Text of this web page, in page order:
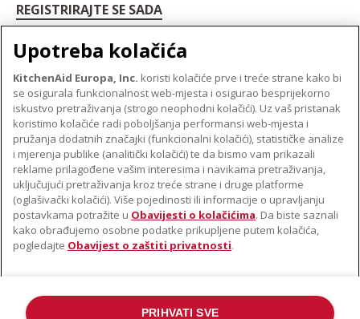
REGISTRIRAJTE SE SADA
O TVRTKI KITCHENAID
Robna marka
Povijest
ODR
PODRŠKA
Pronađi trgovinu
Jamstvo i dokumenti
PRATITE NAS
Upotreba kolačića
KitchenAid Europa, Inc. koristi kolačiće prve i treće strane kako bi
se osigurala funkcionalnost web-mjesta i osigurao besprijekorno
iskustvo pretraživanja (strogo neophodni kolačići). Uz vaš pristanak
koristimo kolačiće radi poboljšanja performansi web-mjesta i
pružanja dodatnih značajki (funkcionalni kolačići), statističke analize
i mjerenja publike (analitički kolačići) te da bismo vam prikazali
reklame prilagođene vašim interesima i navikama pretraživanja,
uključujući pretraživanja kroz treće strane i druge platforme
(oglašivački kolačići). Više pojedinosti ili informacije o upravljanju
postavkama potražite u Obavijesti o kolačićima. Da biste saznali
kako obrađujemo osobne podatke prikupljene putem kolačića,
pogledajte Obavijest o zaštiti privatnosti.
PRIHVATI SVE